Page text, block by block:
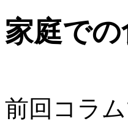
家庭で
前回コラ